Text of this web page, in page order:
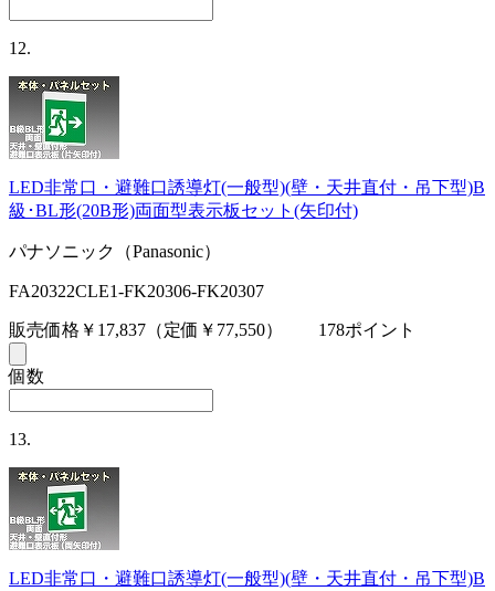
12.
LED非常口・避難口誘導灯(一般型)(壁・天井直付・吊下型)B
級･BL形(20B形)両面型表示板セット(矢印付)
パナソニック（Panasonic）
FA20322CLE1-FK20306-FK20307
販売価格￥17,837 （定価￥77,550） 178ポイント
個数
13.
LED非常口・避難口誘導灯(一般型)(壁・天井直付・吊下型)B